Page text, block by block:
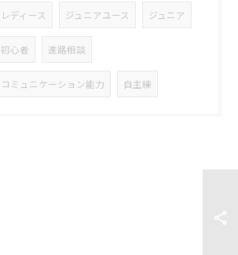
レディース ジュニアユース ジュニア
初心者 進路相談
コミュニケーション能力 自主練